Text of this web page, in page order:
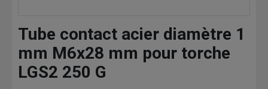
Tube contact acier diamètre 1
mm M6x28 mm pour torche
LGS2 250 G